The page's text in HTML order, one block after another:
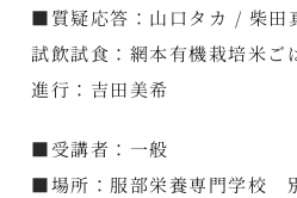
■質疑応答：山口タカ / 柴田
試飲試食：網本有機栽培米ご
進行：吉田美希
■受講者：一般
■場所：服部栄養専門学校